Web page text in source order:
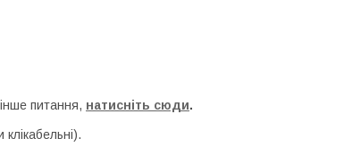
питання, натисніть сюди.
клікабельні).